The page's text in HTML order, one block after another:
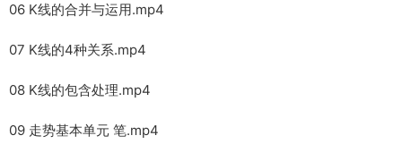
06 K线的合并与运用.mp4
07 K线的4种关系.mp4
08 K线的包含处理.mp4
09 走势基本单元 笔.mp4